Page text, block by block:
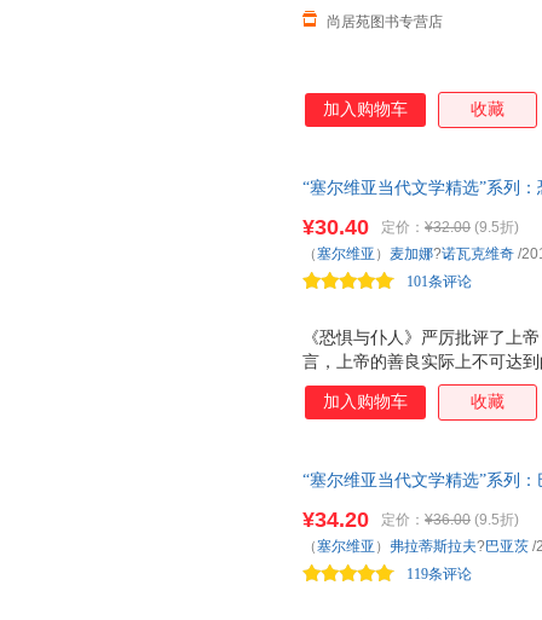
尚居苑图书专营店
加入购物车 收藏
“塞尔维亚当代文学精选”系列
《恐惧与仆人》严厉批评了上
言，上帝的善良实际上不可达
调的。在小说的结尾，正如读
人》重述了基督之死以及撒旦
¥30.40 定价： ¥32.00 (9.5折)
101条评论
（塞尔维亚 ） 麦加娜?诺瓦克维奇 /
加入购物车 收藏
“塞尔维亚当代文学精选”系列
¥34.20 定价： ¥36.00 (9.5折)
119条评论
（塞尔维亚 ） 弗拉蒂斯拉夫?巴亚茨 /